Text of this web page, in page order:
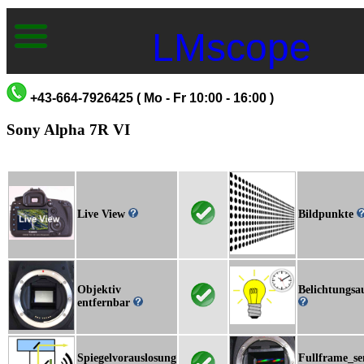
LMscope
+43-664-7926425 ( Mo - Fr 10:00 - 16:00 )
Sony Alpha 7R VI
Live View Bildpunkte
Objektiv
entfernbar
Spiegelvorauslosung